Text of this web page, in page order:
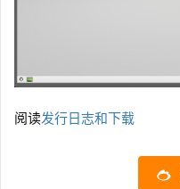
阅读发行日志和下载